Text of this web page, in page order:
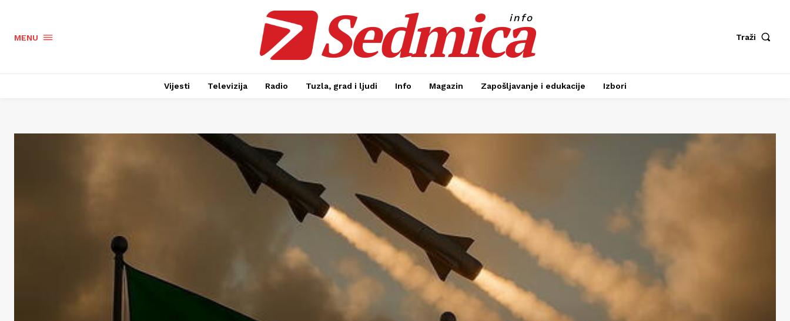
MENU Sedmica
info
Traži
Vijesti Televizija Radio Tuzla, grad i ljudi Info Magazin Zapošljavanje i edukacije Izbori